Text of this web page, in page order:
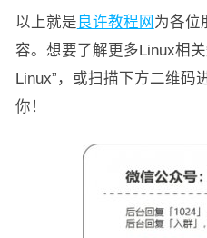
以上就是 良许教程网 为各位
容。想要了解更多Linux相
Linux”，或扫描下方二维码
你！